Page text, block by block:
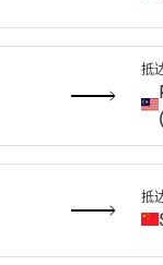
抵
抵